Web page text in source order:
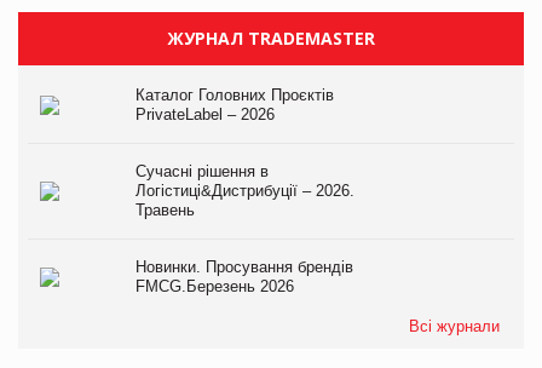
ЖУРНАЛ TRADEMASTER
Каталог Головних Проєктів
PrivateLabel – 2026
Сучасні рішення в
Логістиці&Дистрибуції – 2026.
Травень
Новинки. Просування брендів
FMCG.Березень 2026
Всі журнали